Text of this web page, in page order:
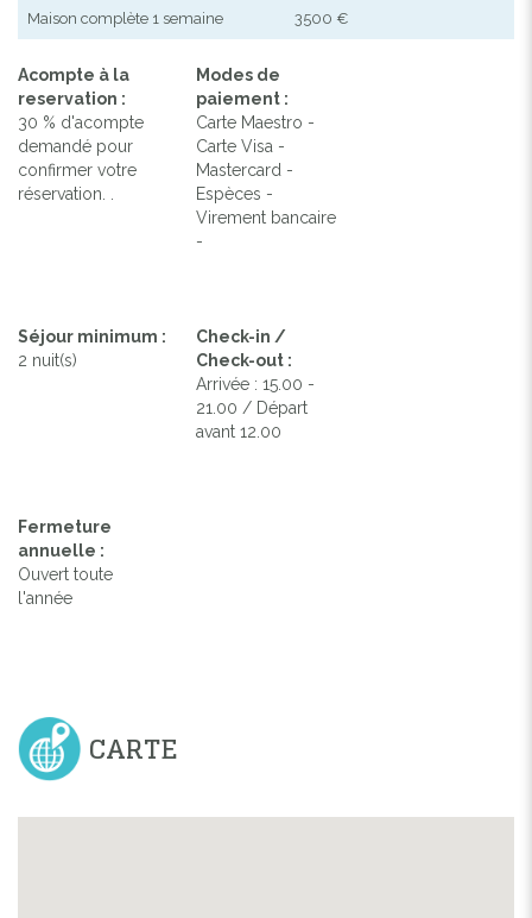
Maison complète 1 semaine 3500 €
Acompte à la
reservation :
30 % d'acompte
demandé pour
confirmer votre
réservation. .
Modes de
paiement :
Carte Maestro -
Carte Visa -
Mastercard -
Espèces -
Virement bancaire
-
Séjour minimum :
2 nuit(s)
Check-in /
Check-out :
Arrivée : 15.00 -
21.00 / Départ
avant 12.00
Fermeture
annuelle :
Ouvert toute
l'année
CARTE